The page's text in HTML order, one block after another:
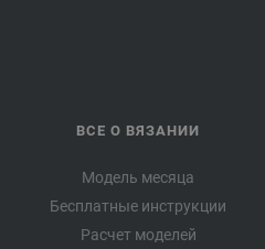
ВСЕ О ВЯЗАНИИ
Модель месяца
Бесплатные инструкции
Расчет моделей